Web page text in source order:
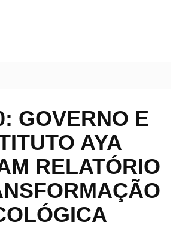
GOVERNO E
AYA
RELATÓRIO